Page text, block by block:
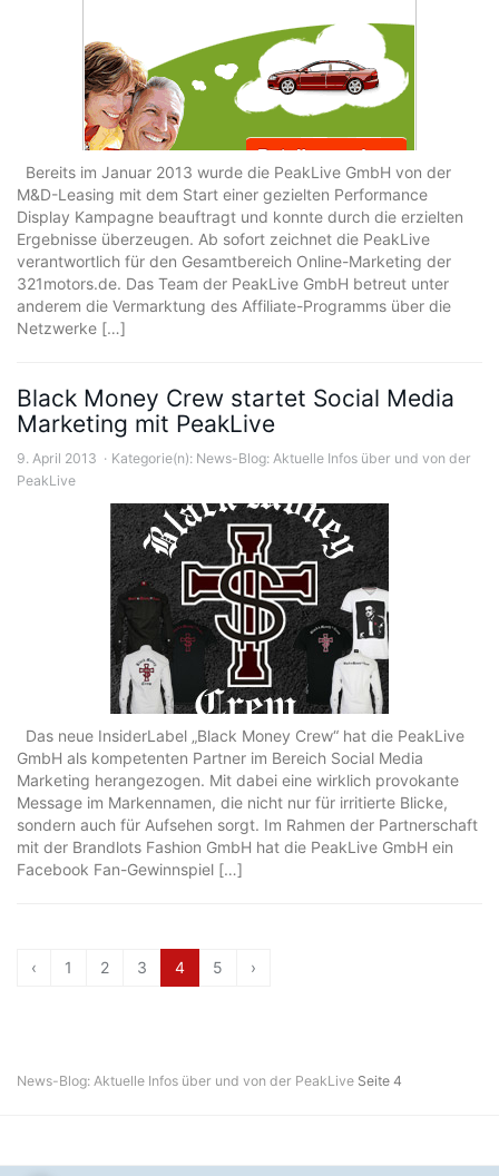
Bereits im Januar 2013 wurde die PeakLive GmbH von der
M&D-Leasing mit dem Start einer gezielten Performance
Display Kampagne beauftragt und konnte durch die erzielten
Ergebnisse überzeugen. Ab sofort zeichnet die PeakLive
verantwortlich für den Gesamtbereich Online-Marketing der
321motors.de. Das Team der PeakLive GmbH betreut unter
anderem die Vermarktung des Affiliate-Programms über die
Netzwerke […]
Black Money Crew startet Social Media
Marketing mit PeakLive
9. April 2013 Kategorie(n): News-Blog: Aktuelle Infos über und von der
PeakLive
Das neue InsiderLabel „Black Money Crew“ hat die PeakLive
GmbH als kompetenten Partner im Bereich Social Media
Marketing herangezogen. Mit dabei eine wirklich provokante
Message im Markennamen, die nicht nur für irritierte Blicke,
sondern auch für Aufsehen sorgt. Im Rahmen der Partnerschaft
mit der Brandlots Fashion GmbH hat die PeakLive GmbH ein
Facebook Fan-Gewinnspiel […]
‹ 1 2 3 4 5 ›
News-Blog: Aktuelle Infos über und von der PeakLive Seite 4